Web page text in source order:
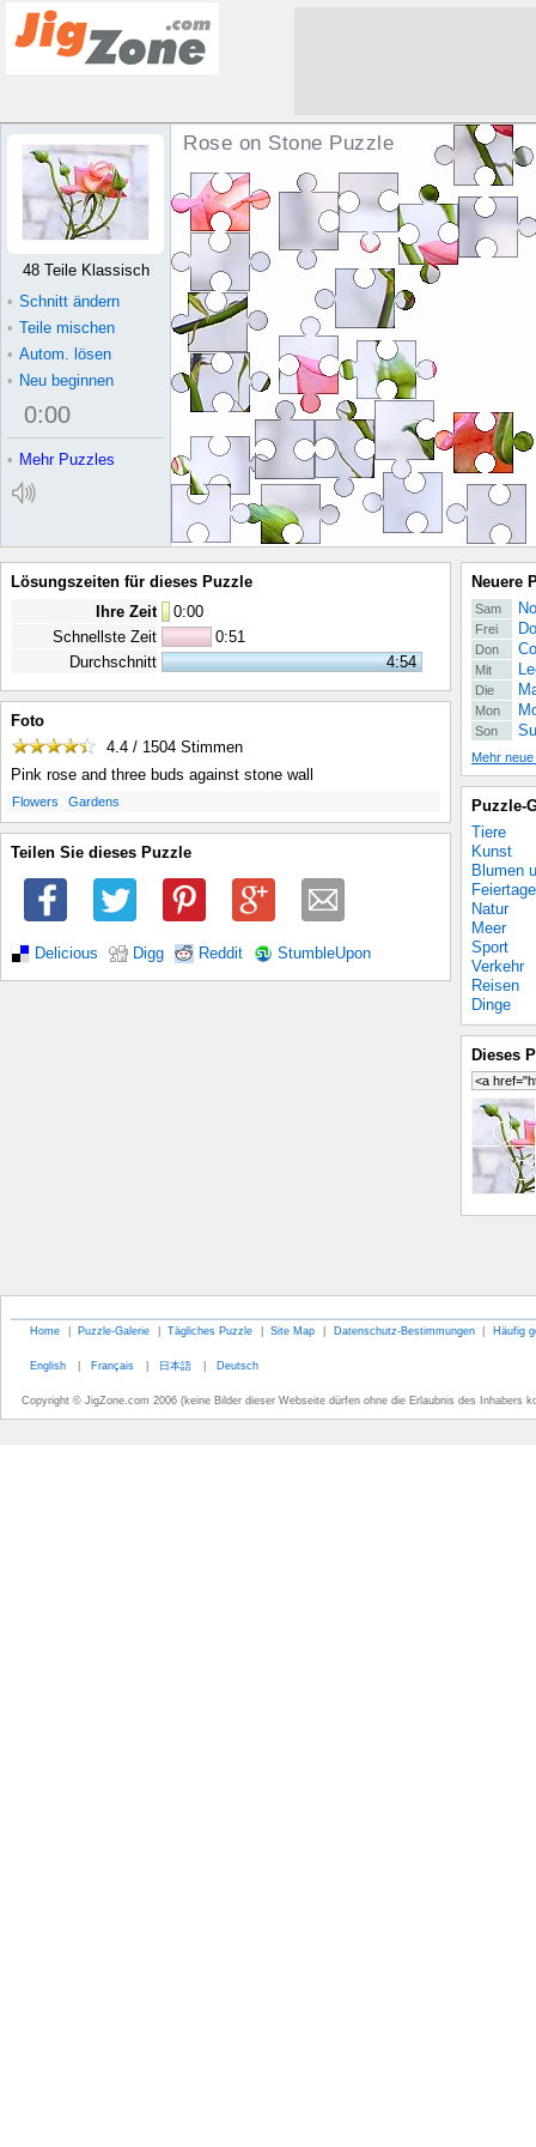
Rose on Stone Puzzle
48 Teile Klassisch
• Schnitt ändern
• Teile mischen
• Autom. lösen
• Neu beginnen
0:00
• Mehr Puzzles
Lösungszeiten für dieses Puzzle
Ihre Zeit
0:00
Schnellste Zeit
0:51
Durchschnitt
4:54
Foto
4.4 / 1504 Stimmen
Pink rose and three buds against stone wall
Flowers Gardens
Teilen Sie dieses Puzzle
Delicious Digg Reddit StumbleUpon
Neuere
Sam
Frei
Don
Mit
Die
Mon
Son
Mehr
Puzzle-
Tiere
Kunst
Blumen
Feiertage
Natur
Meer
Sport
Verkehr
Reisen
Dinge
Dieses
Home | Puzzle-Galerie | Tägliches Puzzle | Site Map | Datenschutz-Bestimmungen | Häufig
English | Français | 日本語 | Deutsch
Copyright © JigZone.com 2006 (keine Bilder dieser Webseite dürfen ohne die Erlaubnis des Inhabers